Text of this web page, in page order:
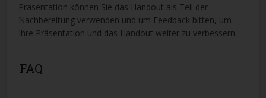
Präsentation können Sie das Handout als Teil der
Nachbereitung verwenden und um Feedback bitten, um
Ihre Präsentation und das Handout weiter zu verbessern.
FAQ